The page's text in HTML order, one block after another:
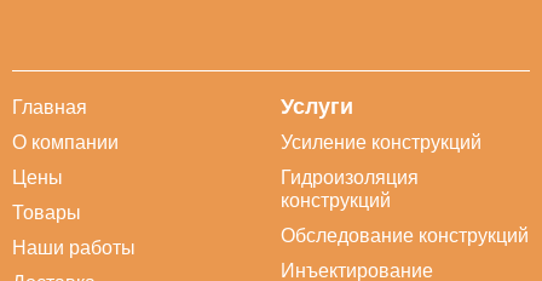
Главная
О компании
Цены
Товары
Наши работы
Услуги
Усиление конструкций
Гидроизоляция
конструкций
Обследование конструкций
Инъектирование